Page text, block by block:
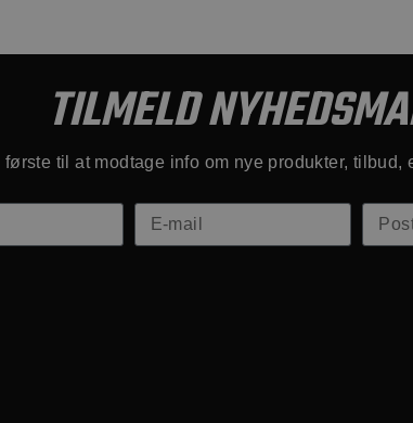
TILMELD
til at modtage info om nye produkter, tilbud,